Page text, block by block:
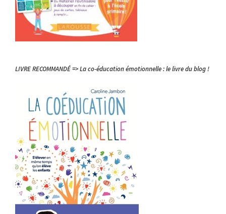
LIVRE RECOMMANDÉ => La co-éducation émotionnelle : le livre du blog !